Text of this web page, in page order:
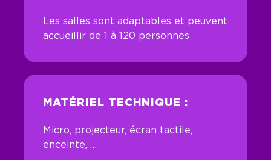
Les salles sont adaptables et peuvent
accueillir de 1 à 120 personnes
MATÉRIEL TECHNIQUE :
Micro, projecteur, écran tactile,
enceinte, …